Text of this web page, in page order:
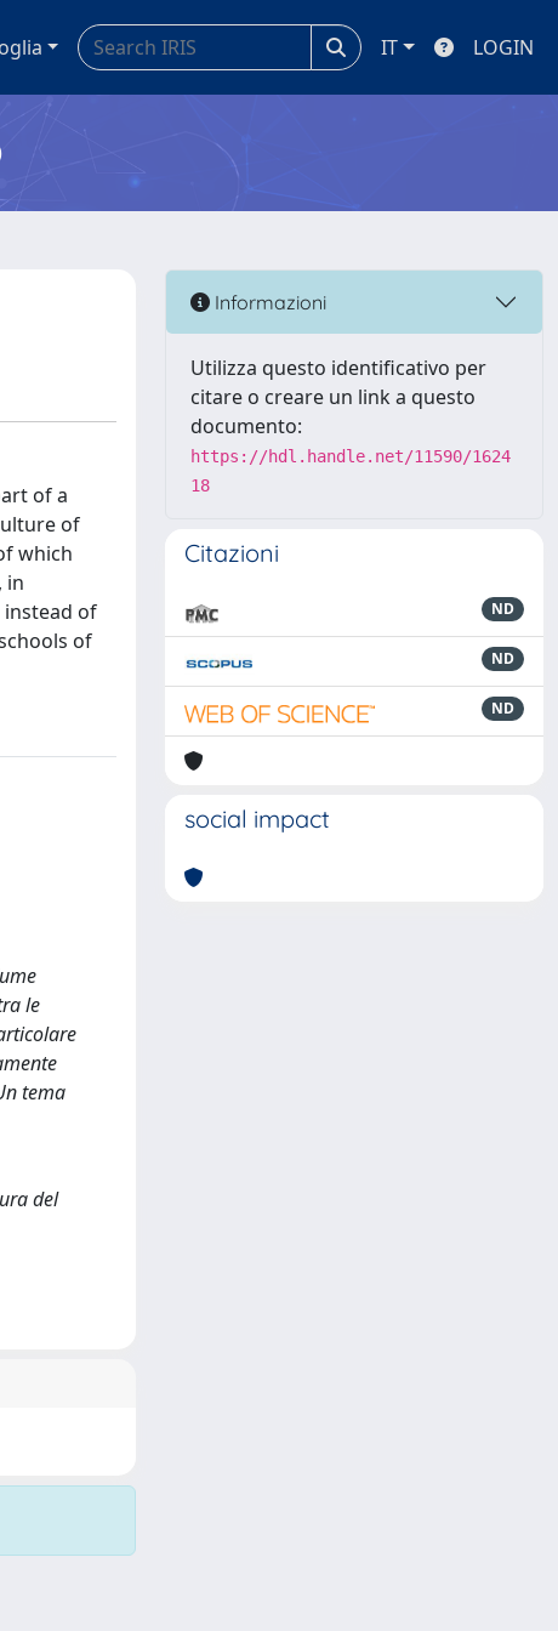
IT LOGIN
of a
of
which
in
of
of
le
tema
del
Informazioni
Utilizza questo identificativo per
citare o creare un link a questo
documento:
https://hdl.handle.net/11590/1624
18
Citazioni
ND
ND
ND
social impact